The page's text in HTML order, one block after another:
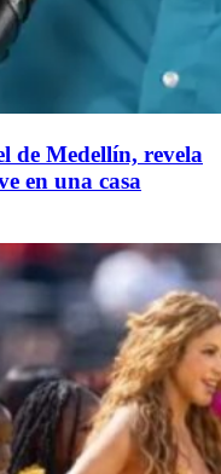
de Medellín, revela
en una casa